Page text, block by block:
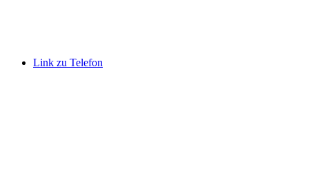
Link zu Telefon